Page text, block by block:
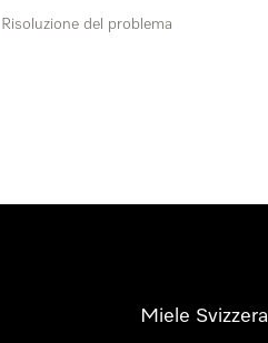
Risoluzione del problema
Miele Svizzera